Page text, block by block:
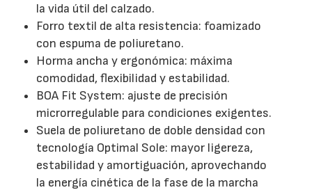
la vida útil del calzado.
Forro textil de alta resistencia: foamizado
con espuma de poliuretano.
Horma ancha y ergonómica: máxima
comodidad, flexibilidad y estabilidad.
BOA Fit System: ajuste de precisión
microrregulable para condiciones exigentes.
Suela de poliuretano de doble densidad con
tecnología Optimal Sole: mayor ligereza,
estabilidad y amortiguación, aprovechando
la energía cinética de la fase de la marcha